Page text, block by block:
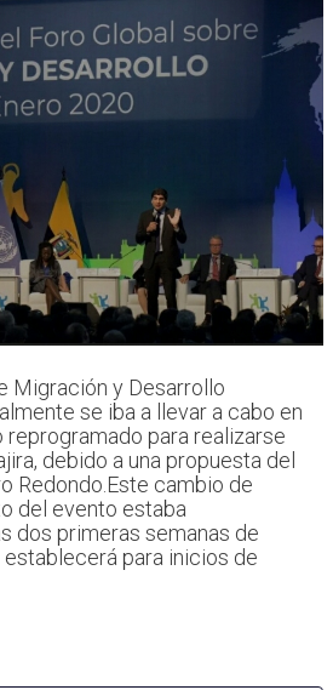
Migración y Desarrollo
se iba a llevar a cabo en
reprogramado para realizarse
debido a una propuesta del
Redondo.Este cambio de
del evento estaba
dos primeras semanas de
establecerá para inicios de